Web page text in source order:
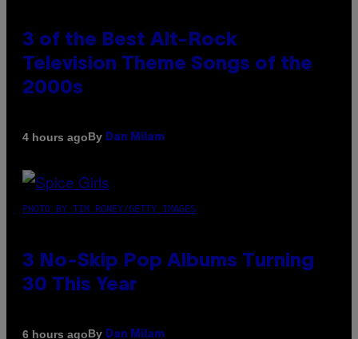
3 of the Best Alt-Rock
Television Theme Songs of the
2000s
4 hours agoBy Dan Milam
PHOTO BY TIM RONEY/GETTY IMAGES
3 No-Skip Pop Albums Turning
30 This Year
6 hours agoBy Dan Milam